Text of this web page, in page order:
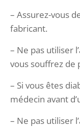
– Assurez-vous
fabricant.
– Ne pas utiliser
vous souffrez de
– Si vous êtes
médecin avant
– Ne pas utiliser